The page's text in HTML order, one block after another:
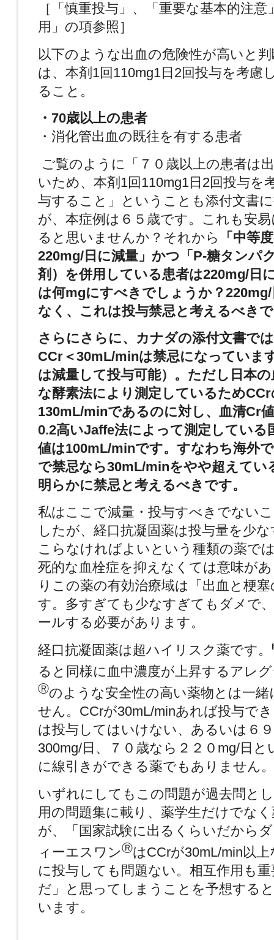
［「慎重投与」、「重要な基本的注意
用」の項参照］
以下のような出血の危険性が高いと
は、本剤1回110mg1日2回投与を考慮
ること。
・70歳以上の患者
・消化管出血の既往を有する患者
ご覧のように「７０歳以上の患者は
いため、本剤1回110mg1日2回投与を
与すること」ということも添付文書
が、本症例は６５歳です。これも安
ると思いませんか？それから
「中等
220mg/日に減量」かつ「P-糖タンパ
剤）を併用している患者は220mg/日
は何mgにすべきでしょうか？
なく、これは投与禁忌と考えるべき
さらにさらに、カナダの添付文書で
CCr＜30mL/minは禁忌になっていま
は減量して投与可能）。ただし日本の
な酵素法により測定しているため
130mL/minであるのに対し、
血清Cr
0.2高いJaffe法によって測定している
値は100mL/minです。すなわち海外
で禁忌なら30mL/minをやや超えてい
明らかに禁忌と考えるべきです。
私はここで減量・投与すべきでない
したが、経口抗凝固薬は投与量を少
こらなければよいという種類の薬で
死的な血栓症を抑えなくては意味が
りこの薬の有効治療域は「出血と梗
す。多すぎても少なすぎてもダメで
ールする必要があります。
経口抗凝固薬は超ハイリスク薬です
ると同様に血中濃度が上昇するアレ
Ⓡのような安全性の高い薬物とは一
せん。CCrが30mL/minあれば投与で
は投与してはいけない、あるいは６
300mg/日、７０歳なら２２０mg/日
に線引きができる薬でもありません。
いずれにしてもこの問題が過去問と
用の問題集に載り、薬学生だけでな
が、「国家試験に出るくらいだから
ィーエスワンⓇはCCrが30mL/min以
に投与しても問題ない。相互作用も
だ」と思ってしまうことを予想する
います。